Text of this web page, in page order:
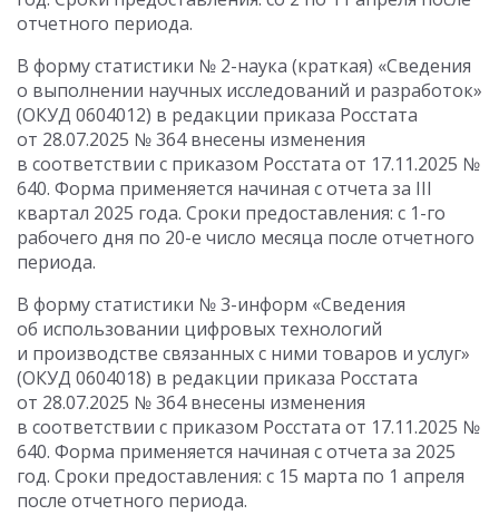
отчетного периода.
В форму статистики № 2-наука (краткая) «Сведения
о выполнении научных исследований и разработок»
(ОКУД 0604012) в редакции приказа Росстата
от 28.07.2025 № 364 внесены изменения
в соответствии с приказом Росстата от 17.11.2025 №
640. Форма применяется начиная с отчета за III
квартал 2025 года. Сроки предоставления: с 1-го
рабочего дня по 20-е число месяца после отчетного
периода.
В форму статистики № 3-информ «Сведения
об использовании цифровых технологий
и производстве связанных с ними товаров и услуг»
(ОКУД 0604018) в редакции приказа Росстата
от 28.07.2025 № 364 внесены изменения
в соответствии с приказом Росстата от 17.11.2025 №
640. Форма применяется начиная с отчета за 2025
год. Сроки предоставления: с 15 марта по 1 апреля
после отчетного периода.